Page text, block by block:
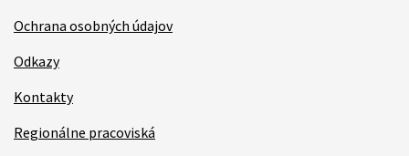
Ochrana osobných údajov
Odkazy
Kontakty
Regionálne pracoviská